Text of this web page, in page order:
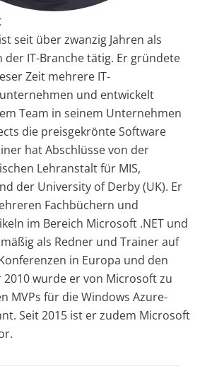
seit über zwanzig Jahren als
IT-Branche tätig. Er gründete
Zeit mehrere IT-
und entwickelt
Team in seinem Unternehmen
die preisgekrönte Software
hat Abschlüsse von der
Lehranstalt für MIS,
der University of Derby (UK). Er
Fachbüchern und
im Bereich Microsoft .NET und
als Redner und Trainer auf
in Europa und den
2010 wurde er von Microsoft zu
MVPs für die Windows Azure-
Seit 2015 ist er zudem Microsoft